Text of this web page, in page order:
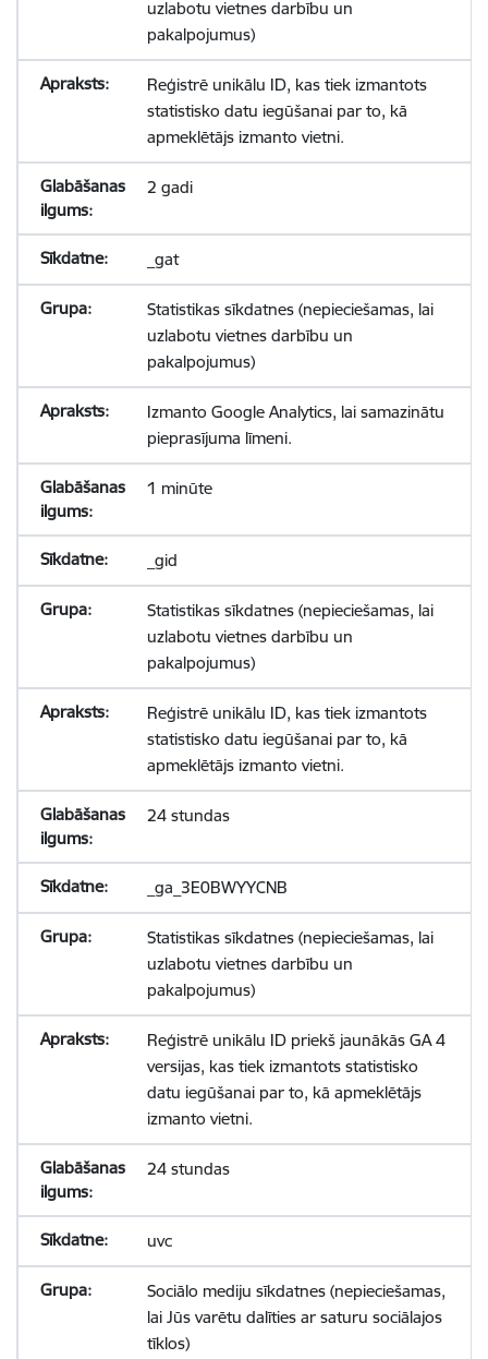
uzlabotu vietnes darbību un
pakalpojumus)
Reģistrē unikālu ID, kas tiek izmantots
statistisko datu iegūšanai par to, kā
apmeklētājs izmanto vietni.
2 gadi
_gat
Statistikas sīkdatnes (nepieciešamas, lai
uzlabotu vietnes darbību un
pakalpojumus)
Izmanto Google Analytics, lai samazinātu
pieprasījuma līmeni.
1 minūte
_gid
Statistikas sīkdatnes (nepieciešamas, lai
uzlabotu vietnes darbību un
pakalpojumus)
Reģistrē unikālu ID, kas tiek izmantots
statistisko datu iegūšanai par to, kā
apmeklētājs izmanto vietni.
24 stundas
_ga_3E0BWYYCNB
Statistikas sīkdatnes (nepieciešamas, lai
uzlabotu vietnes darbību un
pakalpojumus)
Reģistrē unikālu ID priekš jaunākās GA 4
versijas, kas tiek izmantots statistisko
datu iegūšanai par to, kā apmeklētājs
izmanto vietni.
24 stundas
uvc
Sociālo mediju sīkdatnes (nepieciešamas,
lai Jūs varētu dalīties ar saturu sociālajos
tīklos)